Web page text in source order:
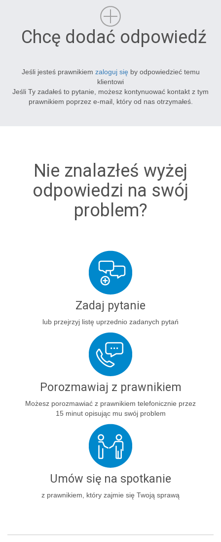
Chcę dodać odpowiedź
Jeśli jesteś prawnikiem zaloguj się by odpowiedzieć temu
klientowi
Jeśli Ty zadałeś to pytanie, możesz kontynuować kontakt z tym
prawnikiem poprzez e-mail, który od nas otrzymałeś.
Nie znalazłeś wyżej
odpowiedzi na swój
problem?
Zadaj pytanie
lub przejrzyj listę uprzednio zadanych pytań
Porozmawiaj z prawnikiem
Możesz porozmawiać z prawnikiem telefonicznie przez
15 minut opisując mu swój problem
Umów się na spotkanie
z prawnikiem, który zajmie się Twoją sprawą